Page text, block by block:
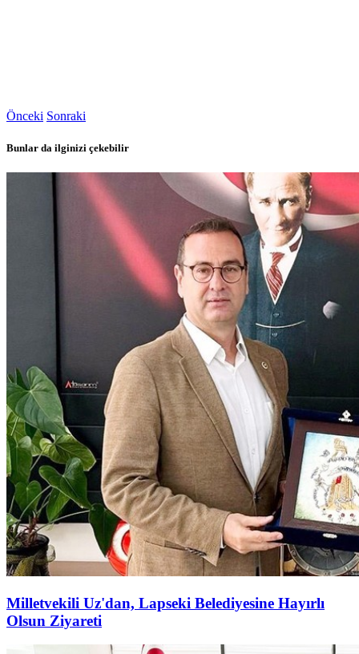
Önceki Sonraki
Bunlar da ilginizi çekebilir
Milletvekili Uz'dan, Lapseki Belediyesine Hayırlı
Olsun Ziyareti